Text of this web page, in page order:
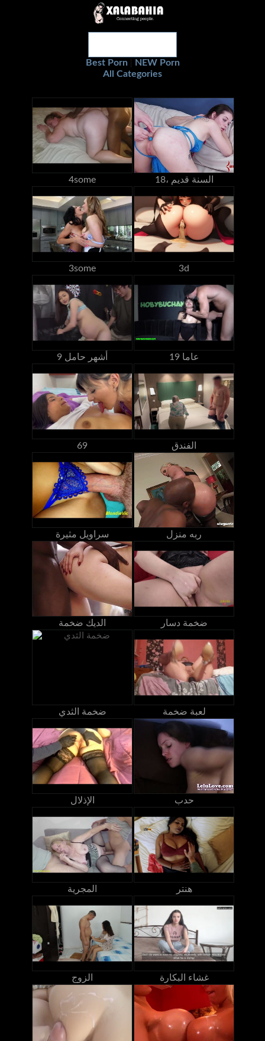
Best Porn
NEW Porn
All Categories
4some 18، السنة قديم
3some 3d
9 أشهر حامل 19 عاما
69 الفندق
سراويل مثيرة ربه منزل
الديك ضخمة ضخمة دسار
ضخمة الثدي لعبة ضخمة
الإذلال حدب
المجرية هنتر
الزوج غشاء البكارة